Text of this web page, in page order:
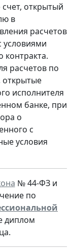
счет, открытый
в
расчетов
условиями
контракта.
расчетов по
открытые
исполнителя
банке, при
о
с
условия
№ 44-ФЗ и
по
диплом